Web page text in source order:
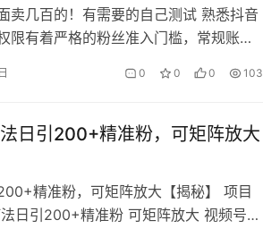
卖几百的！有需要的自己测试 熟悉抖音
限有着严格的粉丝准入门槛，常规账号
0 0 0 103
日引200+精准粉，可矩阵放大
精准粉，可矩阵放大【揭秘】 项目
日引200+精准粉 可矩阵放大 视频号打